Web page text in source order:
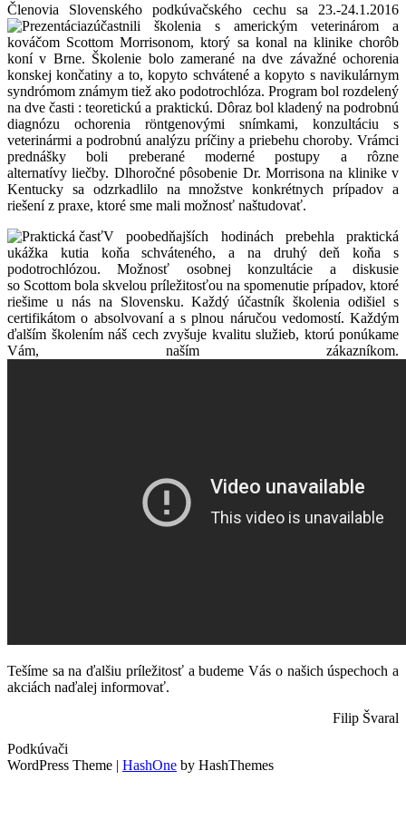
Členovia Slovenského podkúvačského cechu sa 23.-24.1.2016
zúčastnili školenia s americkým veterinárom a
kováčom Scottom Morrisonom, ktorý sa konal na klinike chorôb
koní v Brne. Školenie bolo zamerané na dve závažné ochorenia
konskej končatiny a to, kopyto schvátené a kopyto s navikulárnym
syndrómom známym tiež ako podotrochlóza. Program bol rozdelený
na dve časti : teoretickú a praktickú. Dôraz bol kladený na podrobnú
diagnózu ochorenia röntgenovými snímkami, konzultáciu s
veterinármi a podrobnú analýzu príčiny a priebehu choroby. Vrámci
prednášky boli preberané moderné postupy a rôzne
alternatívy liečby. Dlhoročné pôsobenie Dr. Morrisona na klinike v
Kentucky sa odzrkadlilo na množstve konkrétnych prípadov a
riešení z praxe, ktoré sme mali možnosť naštudovať.
V poobedňajších hodinách prebehla praktická
ukážka kutia koňa schváteného, a na druhý deň koňa s
podotrochlózou. Možnosť osobnej konzultácie a diskusie
so Scottom bola skvelou príležitosťou na spomenutie prípadov, ktoré
riešime u nás na Slovensku. Každý účastník školenia odišiel s
certifikátom o absolvovaní a s plnou náručou vedomostí. Každým
ďalším školením náš cech zvyšuje kvalitu služieb, ktorú ponúkame
Vám, naším zákazníkom.
Tešíme sa na ďalšiu príležitosť a budeme Vás o našich úspechoch a
akciách naďalej informovať.
Filip Švaral
Podkúvači
WordPress Theme | HashOne by HashThemes